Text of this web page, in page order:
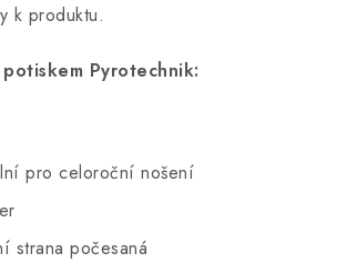
k produktu.
Pyrotechnik:
pro celoroční nošení
strana počesaná